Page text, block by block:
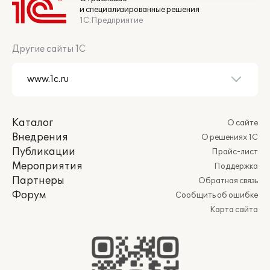
и специализированные решения
1С:Предприятие
Другие сайты 1С
Каталог
Внедрения
Публикации
Мероприятия
Партнеры
Форум
О сайте
О решениях 1С
Прайс-лист
Поддержка
Обратная связь
Сообщить об ошибке
Карта сайта